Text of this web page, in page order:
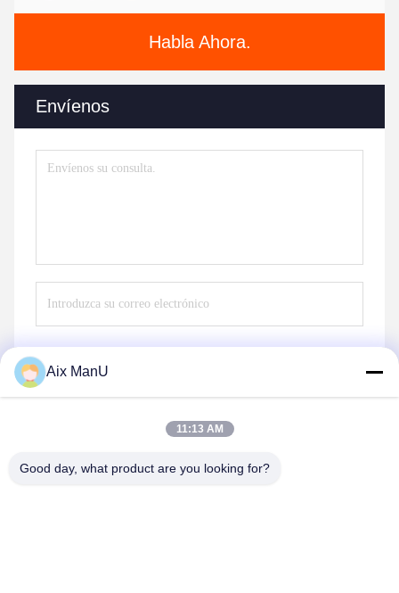
Habla Ahora.
Envíenos
Aix ManU
11:13 AM
Good day, what product are you looking for?